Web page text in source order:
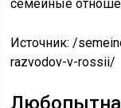
семейные
Источник:/
razvodov-v-rossii/